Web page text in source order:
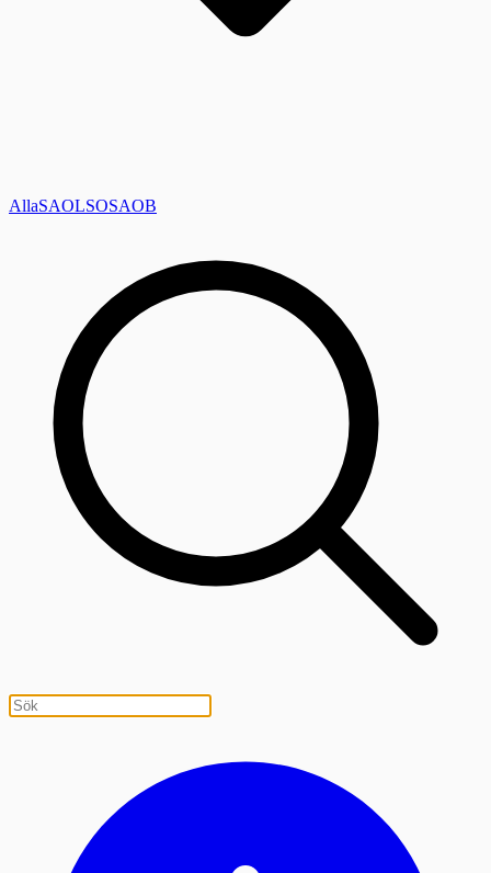
AllaSAOLSOSAOB